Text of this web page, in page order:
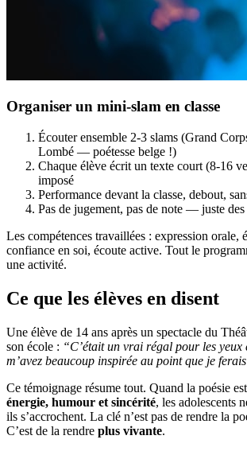
Organiser un mini-slam en classe
Écouter ensemble 2-3 slams (Grand
Lombé — poétesse belge !)
Chaque élève écrit un texte court (8-16
imposé
Performance devant la classe, debout,
Pas de jugement, pas de note — juste des
Les compétences travaillées : expression orale,
confiance en soi, écoute active. Tout le
une activité.
Ce que les élèves en disent
Une élève de 14 ans après un spectacle du
son école : “C’était un vrai régal pour les yeux
m’avez beaucoup inspirée au point que je
Ce témoignage résume tout. Quand la poésie
énergie, humour et sincérité, les adolescents
ils s’accrochent. La clé n’est pas de rendre la
C’est de la rendre plus vivante.